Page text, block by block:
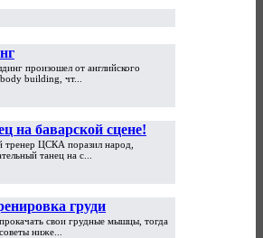
произошел от английского
building, чт...
на баварской сцене!
тренер ЦСКА поразил народ,
танец на с...
груди
свои грудные мышцы, тогда
ниже...